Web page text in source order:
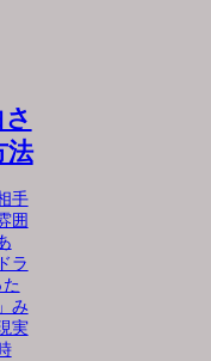
法
手
囲
ラ
み
実